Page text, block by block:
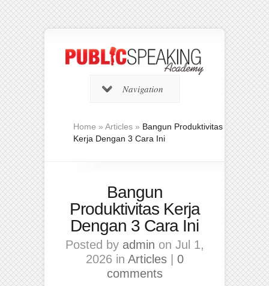
Navigation
Home » Articles » Bangun Produktivitas
Kerja Dengan 3 Cara Ini
Bangun
Produktivitas Kerja
Dengan 3 Cara Ini
Posted by admin on Jul 1,
2026 in Articles| 0
comments